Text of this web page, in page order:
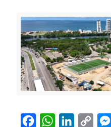
FacebookWhatsAppLinkedIn
Copy